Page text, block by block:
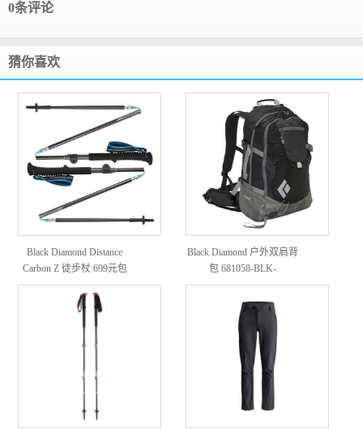
0条评论
猜你喜欢
Black Diamond Distance
Carbon Z 徒步杖 699元包
邮
Black Diamond 户外双肩背
包 681058-BLK-
SMCOVERT 黑色